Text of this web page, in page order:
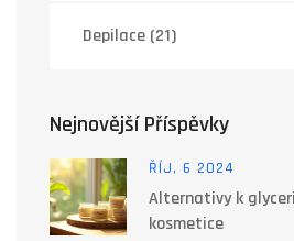
Depilace (21)
Nejnovější Příspěvky
ŘÍJ, 6 2024
Alternativy k
kosmetice